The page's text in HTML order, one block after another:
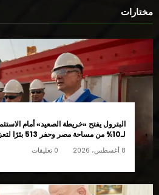
مختارات
البترول يفتح «خريطة الصعيد» أمام
لـ10% من مساحة مصر وحفر 513 بئرًا لتعزيز الإنتاج والاستكشاف
8 أغسطس، 2026 0 تعليقات